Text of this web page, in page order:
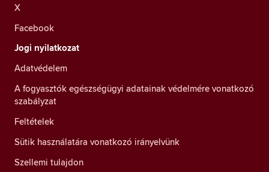
X
Facebook
Jogi nyilatkozat
Adatvédelem
A fogyasztók egészségügyi adatainak védelmére vonatkozó
szabályzat
Feltételek
Sütik használatára vonatkozó irányelvünk
Szellemi tulajdon